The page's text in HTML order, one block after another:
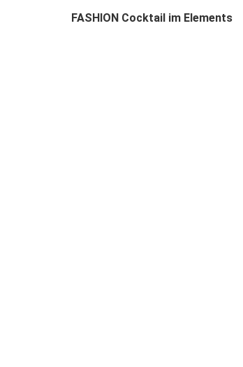
FASHION Cocktail im Elements